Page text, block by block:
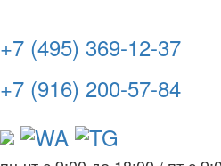
+7 (495) 369-12-37
+7 (916) 200-57-84